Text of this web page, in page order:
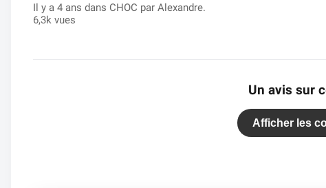
Il y a 4 ans dans CHOC par Alexandre.
6,3k vues
Un avis sur
Afficher les